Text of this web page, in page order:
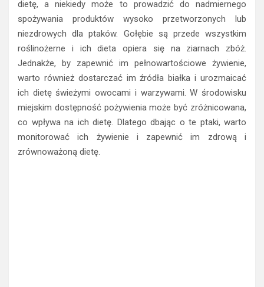
dietę, a niekiedy może to prowadzić do nadmiernego
spożywania produktów wysoko przetworzonych lub
niezdrowych dla ptaków. Gołębie są przede wszystkim
roślinożerne i ich dieta opiera się na ziarnach zbóż.
Jednakże, by zapewnić im pełnowartościowe żywienie,
warto również dostarczać im źródła białka i urozmaicać
ich dietę świeżymi owocami i warzywami. W środowisku
miejskim dostępność pożywienia może być zróżnicowana,
co wpływa na ich dietę. Dlatego dbając o te ptaki, warto
monitorować ich żywienie i zapewnić im zdrową i
zrównoważoną dietę.